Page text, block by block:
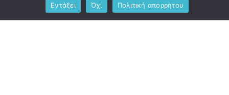
Ανδρέου Λόντου 1, Μεσολόγγι 302 00
Εντάξει
Όχι Πολιτική απορρήτου